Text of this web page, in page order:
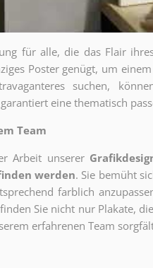
für alle, die das Flair
Poster genügt, um
suchen,
eine thematisch
Team
Arbeit unserer
werden. Sie bemüht
farblich
Sie nicht nur Plakate,
erfahrenen Team